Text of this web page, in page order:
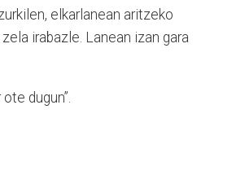
elkarlanean aritzeko
irabazle. Lanean izan gara
dugun”.